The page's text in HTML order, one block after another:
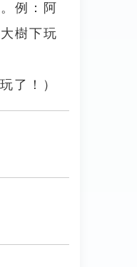
例：阿
樹下玩
了！）